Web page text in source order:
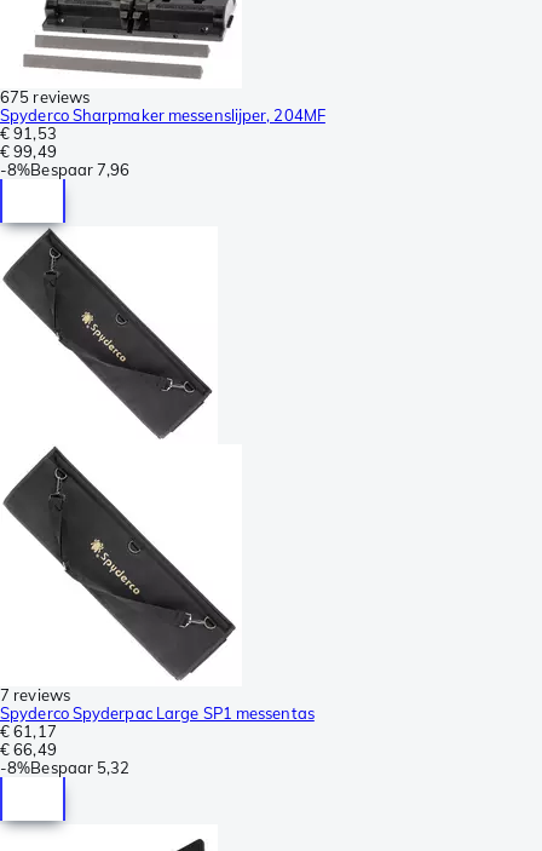
675 reviews
Spyderco Sharpmaker messenslijper, 204MF
€ 91,53
€ 99,49
-8%Bespaar7,96
7 reviews
Spyderco Spyderpac Large SP1 messentas
€ 61,17
€ 66,49
-8%Bespaar 5,32